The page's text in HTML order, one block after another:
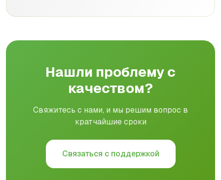
Нашли проблему с
качеством?
Свяжитесь с нами, и мы решим вопрос в
кратчайшие сроки
Связаться с поддержкой